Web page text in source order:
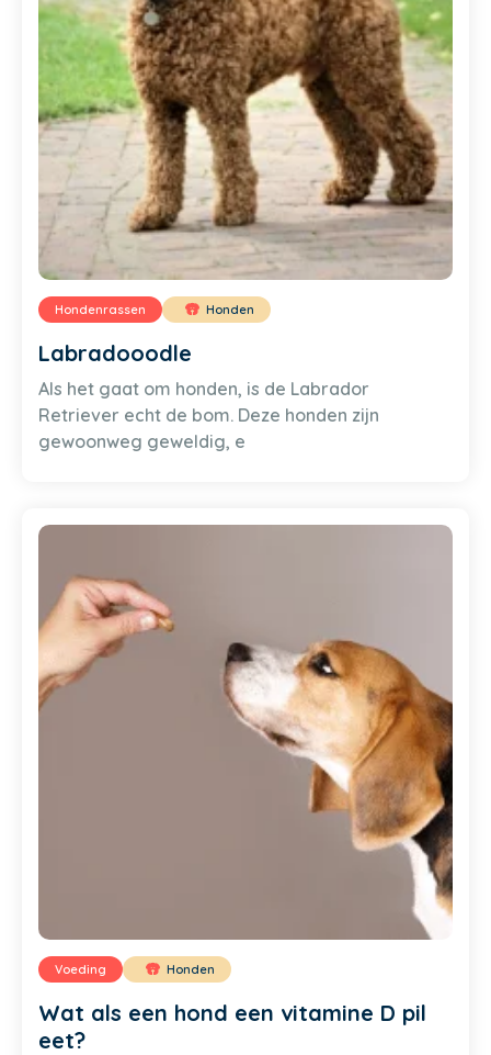
Hondenrassen Honden
Labradooodle
Als het gaat om honden, is de Labrador
Retriever echt de bom. Deze honden zijn
gewoonweg geweldig, e
Voeding Honden
Wat als een hond een vitamine D pil
eet?